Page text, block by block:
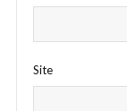
Site